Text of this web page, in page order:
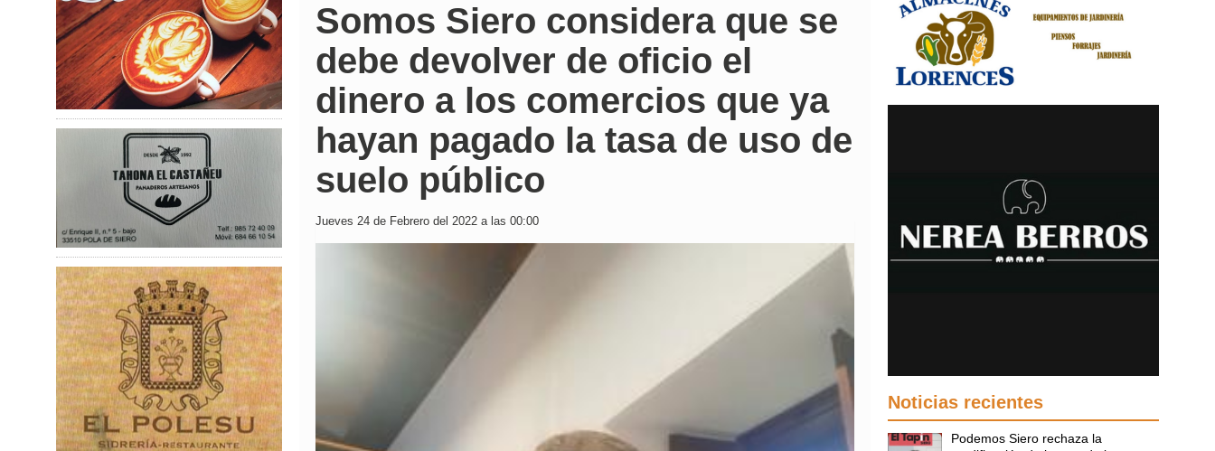
Somos Siero considera que se
debe devolver de oficio el
dinero a los comercios que ya
hayan pagado la tasa de uso de
suelo público
Jueves 24 de Febrero del 2022 a las 00:00
Noticias recientes
Podemos Siero rechaza la